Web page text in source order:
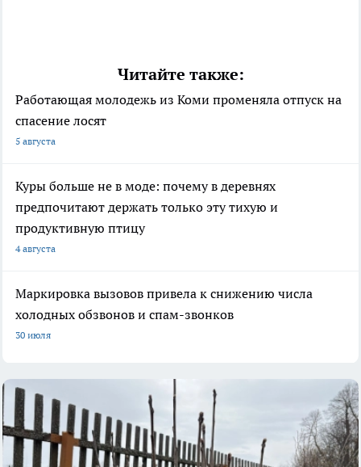
Читайте также:
Работающая молодежь из Коми променяла отпуск на
спасение лосят
5 августа
Куры больше не в моде: почему в деревнях
предпочитают держать только эту тихую и
продуктивную птицу
4 августа
Маркировка вызовов привела к снижению числа
холодных обзвонов и спам-звонков
30 июля